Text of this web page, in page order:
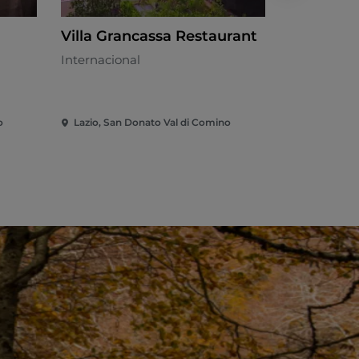
Villa Grancassa Restaurant
Internacional
Lazio, San Donato Val di Comino